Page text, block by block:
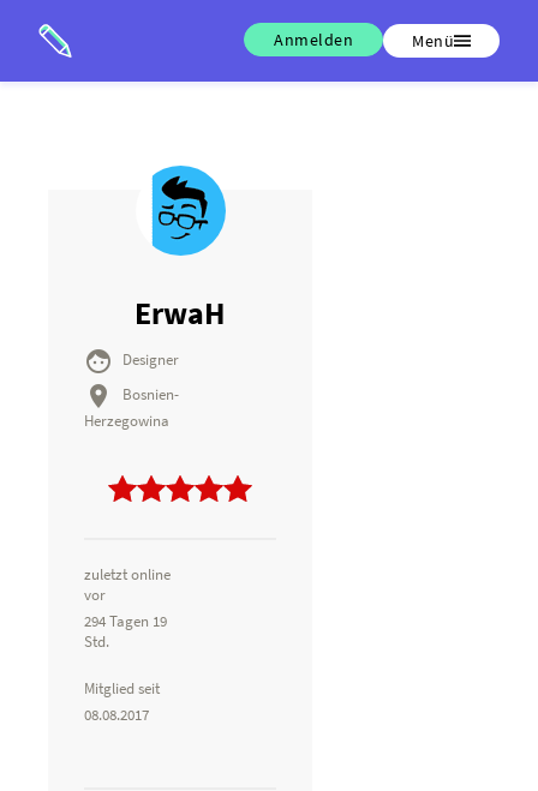
Anmelden Menü
ErwaH
 Designer

Bosnien-
Herzegowina
zuletzt online
vor
294 Tagen 19
Std.
Mitglied seit
08.08.2017